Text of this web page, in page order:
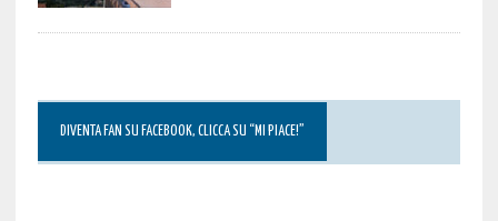
DIVENTA FAN SU FACEBOOK, CLICCA SU “MI PIACE!”